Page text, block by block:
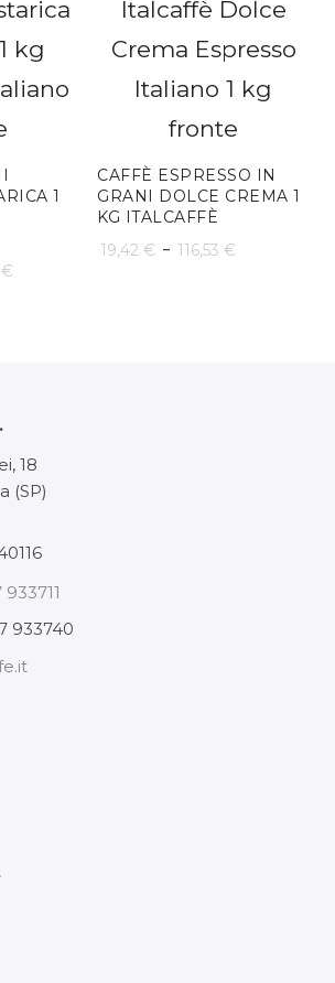
a
39,90 €
da
34,16 €
a
1
€
a
102,48 €
CAFFÈ ESPRESSO IN
GRANI DOLCE CREMA 1
KG ITALCAFFÈ
19,42 € - 116,53 €
18
(SP)
933740